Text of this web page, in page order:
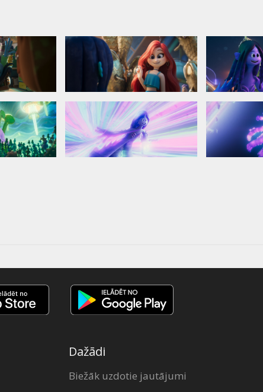
Dažādi
Biežāk uzdotie jautājumi